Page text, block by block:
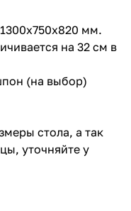
мм.
на 32 см в
(на выбор)
стола, а так
уточняйте у